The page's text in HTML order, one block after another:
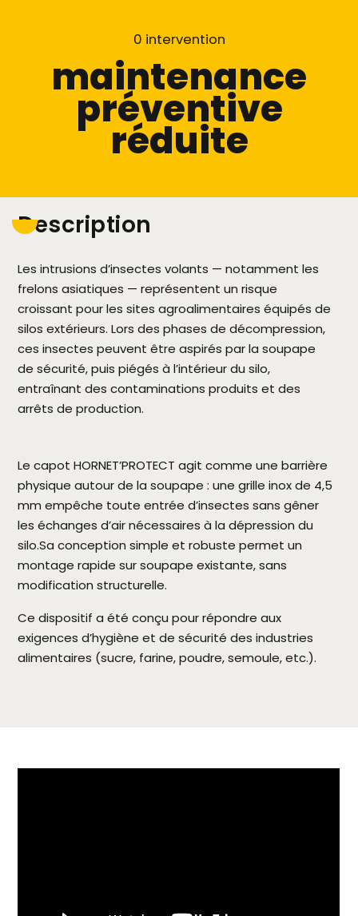
0 intervention
maintenance
préventive
réduite
Description
Les intrusions d’insectes volants — notamment les
frelons asiatiques — représentent un risque
croissant pour les sites agroalimentaires équipés de
silos extérieurs. Lors des phases de décompression,
ces insectes peuvent être aspirés par la soupape
de sécurité, puis piégés à l’intérieur du silo,
entraînant des contaminations produits et des
arrêts de production.
Le capot HORNET’PROTECT agit comme une barrière
physique autour de la soupape : une grille inox de 4,5
mm empêche toute entrée d’insectes sans gêner
les échanges d’air nécessaires à la dépression du
silo.Sa conception simple et robuste permet un
montage rapide sur soupape existante, sans
modification structurelle.
Ce dispositif a été conçu pour répondre aux
exigences d’hygiène et de sécurité des industries
alimentaires (sucre, farine, poudre, semoule, etc.).